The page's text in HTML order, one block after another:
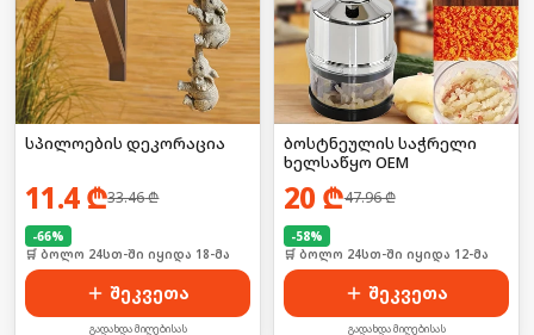
სპილოების დეკორაცია
11.4₾33.46₾
-66%
🛒 ბოლო 24სთ-ში იყიდა 18-მა
შეკვეთა
გადახდა მიღებისას
ბოსტნეულის საჭრელი
ხელსაწყო OEM
20₾47.96₾
-58%
🛒 ბოლო 24სთ-ში იყიდა 12-მა
შეკვეთა
გადახდა მიღებისას